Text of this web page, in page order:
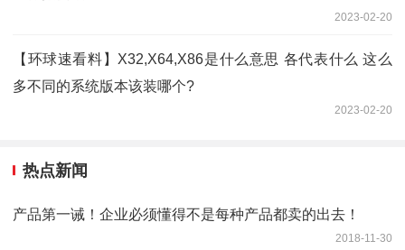
2023-02-20
【环球速看料】X32,X64,X86是什么意思 各代表什么 这么
多不同的系统版本该装哪个?
2023-02-20
热点新闻
产品第一诫！企业必须懂得不是每种产品都卖的出去！
2018-11-30